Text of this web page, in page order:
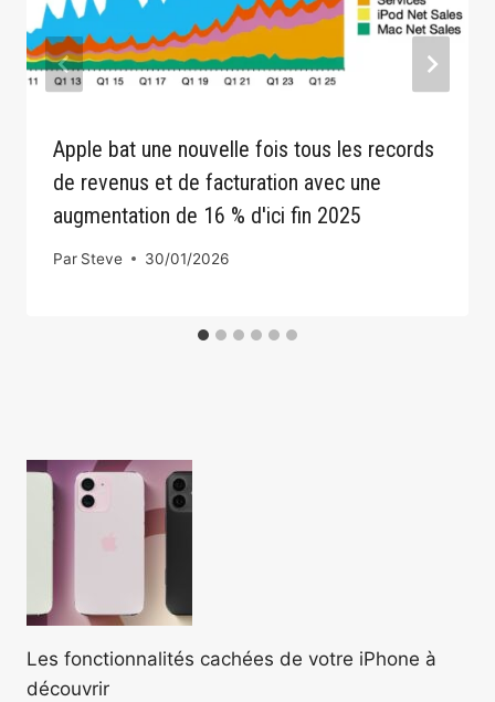
Apple bat une nouvelle fois tous les records
de revenus et de facturation avec une
augmentation de 16 % d'ici fin 2025
Par Steve 30/01/2026
Les fonctionnalités cachées de votre iPhone à
découvrir